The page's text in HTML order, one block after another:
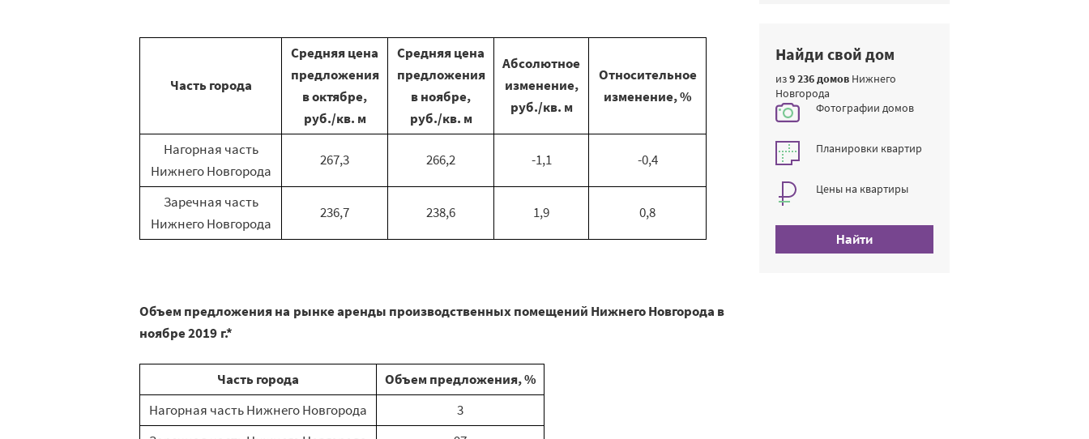
Часть города
Средняя цена
предложения
в октябре,
руб./кв. м
Средняя цена
предложения
в ноябре,
руб./кв. м
Абсолютное
изменение,
руб./кв. м
Относительное
изменение, %
Нагорная часть
Нижнего Новгорода
267,3 266,2 -1,1 -0,4
Заречная часть
Нижнего Новгорода
236,7 238,6 1,9 0,8
Объем предложения на рынке аренды производственных помещений Нижнего Новгорода в
ноябре 2019 г.*
Часть города
Объем предложения, %
Нагорная часть Нижнего Новгорода
3
Найди свой дом
из9 236 домов Нижнего
Новгорода
Фотографии домов
Планировки квартир
Цены на квартиры
Найти